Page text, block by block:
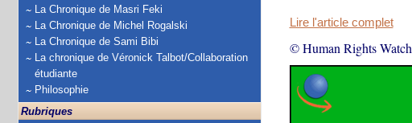
La Chronique de Masri Feki
La Chronique de Michel Rogalski
La Chronique de Sami Bibi
La chronique de Véronick Talbot/Collaboration
étudiante
Philosophie
Rubriques
Lire l'article complet
© Human Rights Watch